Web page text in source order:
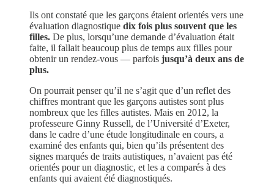
Ils ont constaté que les garçons étaient orientés vers une
évaluation diagnostique dix fois plus souvent que les
filles. De plus, lorsqu’une demande d’évaluation était
faite, il fallait beaucoup plus de temps aux filles pour
obtenir un rendez-vous — parfois jusqu’à deux ans de
plus.
On pourrait penser qu’il ne s’agit que d’un reflet des
chiffres montrant que les garçons autistes sont plus
nombreux que les filles autistes. Mais en 2012, la
professeure Ginny Russell, de l’Université d’Exeter,
dans le cadre d’une étude longitudinale en cours, a
examiné des enfants qui, bien qu’ils présentent des
signes marqués de traits autistiques, n’avaient pas été
orientés pour un diagnostic, et les a comparés à des
enfants qui avaient été diagnostiqués.